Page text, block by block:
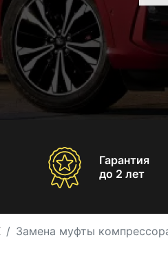
Гарантия
до 2 лет
Замена муфты